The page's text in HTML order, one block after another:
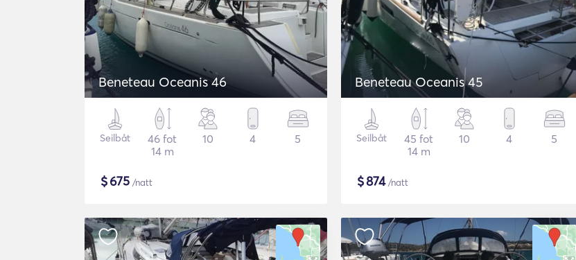
Beneteau Oceanis 46
Seilbåt
46 fot
14 m
10 4 5
$675 /natt
Beneteau Oceanis 45
Seilbåt
45 fot
14 m
10 4 5
$874/natt